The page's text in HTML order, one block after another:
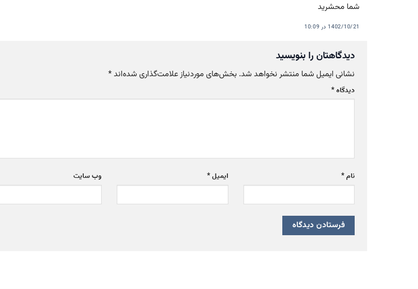
شما محشرید
1402/10/21 در 10:09
دیدگاهتان را بنویسید
نشانی ایمیل شما منتشر نخواهد شد. بخش‌های موردنیاز علامت‌گذاری شده‌اند*
دیدگاه*
نام* ایمیل* وب‌ سایت